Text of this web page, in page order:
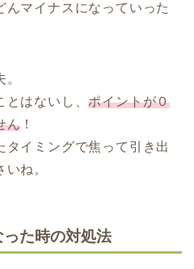
マイナスになっていった
とはないし、ポイントが０
ん ！
タイミングで焦って引き出
ね。
た時の対処法